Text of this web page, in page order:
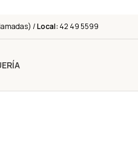
/Local: 42 49 5599